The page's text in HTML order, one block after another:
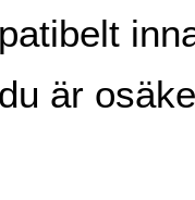
är